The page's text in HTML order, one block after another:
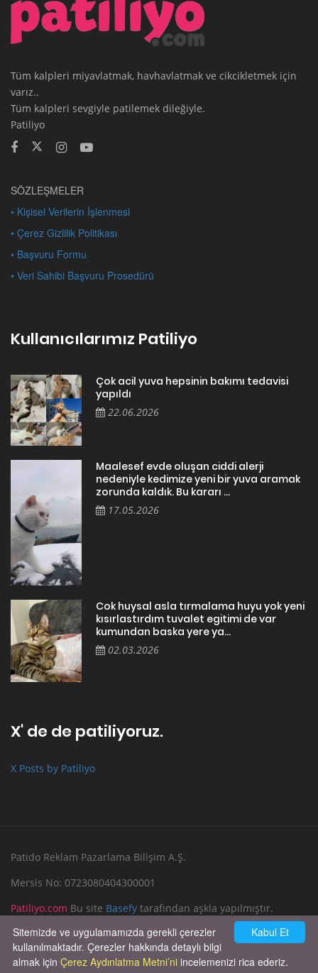
Tüm kalpleri miyavlatmak, havhavlatmak ve cikcikletmek için
varız..
Tüm kalpleri sevgiyle patilemek dileğiyle.
Patiliyo
SÖZLEŞMELER
• Kişisel Verilerin İşlenmesi
• Çerez Gizlilik Politikası
• Başvuru Formu
• Veri Sahibi Başvuru Prosedürü
Kullanıcılarımız Patiliyo
Çok acil yuva hepsinin bakımı tedavisi
yapıldı
22.06.2026
Maalesef evde oluşan ciddi alerji
nedeniyle kedimize yeni bir yuva aramak
zorunda kaldık. Bu kararı ...
17.05.2026
Cok huysal asla tırmalama huyu yok yeni
kısırlastırdım tuvalet egitimi de var
kumundan baska yere ya...
02.03.2026
X' de de patiliyoruz.
X Posts by Patiliyo
Patido Reklam Pazarlama Bilişim A.Ş.
Mersis No: 0723080404300001
Patiliyo.com Bu site Basefy tarafından aşkla yapılmıştır.
Reklam Verin
Bize Yazın
Kabul Et
Sitemizde ve uygulamamızda gerekli çerezler
kullanılmaktadır. Çerezler hakkında detaylı bilgi
almak için Çerez Aydınlatma Metni’ni incelemenizi rica ederiz.